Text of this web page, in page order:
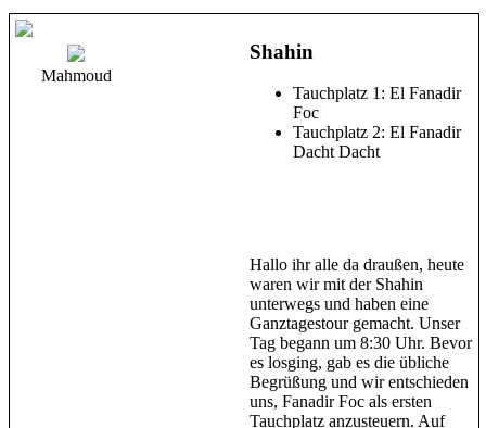
Mahmoud
Shahin
Tauchplatz 1: El Fanadir
Foc
Tauchplatz 2: El Fanadir
Dacht Dacht
Hallo ihr alle da draußen, heute
waren wir mit der Shahin
unterwegs und haben eine
Ganztagestour gemacht. Unser
Tag begann um 8:30 Uhr. Bevor
es losging, gab es die übliche
Begrüßung und wir entschieden
uns, Fanadir Foc als ersten
Tauchplatz anzusteuern. Auf